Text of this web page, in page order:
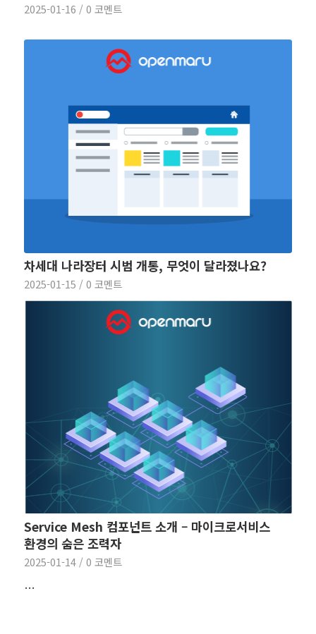
2025-01-16 / 0 코멘트
차세대 나라장터 시범 개통, 무엇이 달라졌나요?
2025-01-15 / 0 코멘트
Service Mesh 컴포넌트 소개 – 마이크로서비스
환경의 숨은 조력자
2025-01-14 / 0 코멘트
…